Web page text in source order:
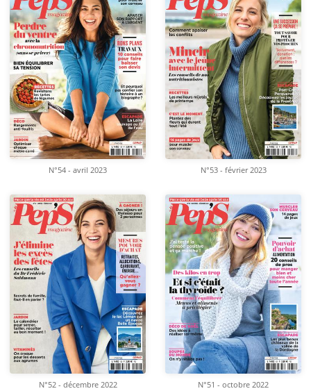
N°54 - avril 2023 N°53 - février 2023
N°52 - décembre 2022 N°51 - octobre 2022